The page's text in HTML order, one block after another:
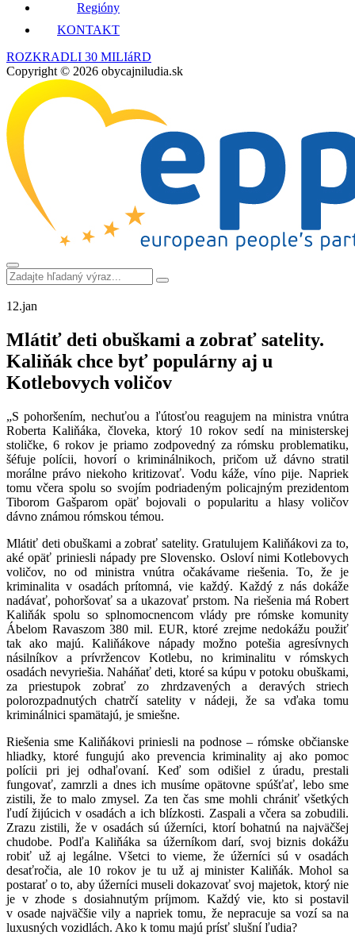
Regióny
KONTAKT
ROZKRADLI 30 MILIáRD
Copyright © 2026 obycajniludia.sk
12.jan
Mlátiť deti obuškami a zobrať satelity.
Kaliňák chce byť populárny aj u
Kotlebovych voličov
„S pohoršením, nechuťou a ľútosťou reagujem na ministra vnútra
Roberta Kaliňáka, človeka, ktorý 10 rokov sedí na ministerskej
stoličke, 6 rokov je priamo zodpovedný za rómsku problematiku,
šéfuje polícii, hovorí o kriminálnikoch, pričom už dávno stratil
morálne právo niekoho kritizovať. Vodu káže, víno pije. Napriek
tomu včera spolu so svojím podriadeným policajným prezidentom
Tiborom Gašparom opäť bojovali o popularitu a hlasy voličov
dávno známou rómskou témou.
Mlátiť deti obuškami a zobrať satelity. Gratulujem Kaliňákovi za to,
aké opäť priniesli nápady pre Slovensko. Osloví nimi Kotlebovych
voličov, no od ministra vnútra očakávame riešenia. To, že je
kriminalita v osadách prítomná, vie každý. Každý z nás dokáže
nadávať, pohoršovať sa a ukazovať prstom. Na riešenia má Robert
Kaliňák spolu so splnomocnencom vlády pre rómske komunity
Ábelom Ravaszom 380 mil. EUR, ktoré zrejme nedokážu použiť
tak ako majú. Kaliňákove nápady možno potešia agresívnych
násilníkov a prívržencov Kotlebu, no kriminalitu v rómskych
osadách nevyriešia. Naháňať deti, ktoré sa kúpu v potoku obuškami,
za priestupok zobrať zo zhrdzavených a deravých striech
polorozpadnutých chatrčí satelity v nádeji, že sa vďaka tomu
kriminálnici spamätajú, je smiešne.
Riešenia sme Kaliňákovi priniesli na podnose – rómske občianske
hliadky, ktoré fungujú ako prevencia kriminality aj ako pomoc
polícii pri jej odhaľovaní. Keď som odišiel z úradu, prestali
fungovať, zamrzli a dnes ich musíme opätovne spúšťať, lebo sme
zistili, že to malo zmysel. Za ten čas sme mohli chrániť všetkých
ľudí žijúcich v osadách a ich blízkosti. Zaspali a včera sa zobudili.
Zrazu zistili, že v osadách sú úžerníci, ktorí bohatnú na najväčšej
chudobe. Podľa Kaliňáka sa úžerníkom darí, svoj biznis dokážu
robiť už aj legálne. Všetci to vieme, že úžerníci sú v osadách
desaťročia, ale 10 rokov je tu už aj minister Kaliňák. Mohol sa
postarať o to, aby úžerníci museli dokazovať svoj majetok, ktorý nie
je v zhode s dosiahnutým príjmom. Každý vie, kto si postavil
v osade najväčšie vily a napriek tomu, že nepracuje sa vozí sa na
luxusných vozidlách. Ako k tomu majú prísť slušní ľudia?